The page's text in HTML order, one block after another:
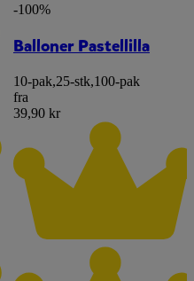
-100%
Balloner Pastellilla
10-pak,25-stk,100-pak
fra
39,90 kr